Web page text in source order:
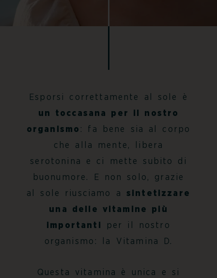
Esporsi correttamente al sole è
un toccasana per il nostro
organismo : fa bene sia al corpo
che alla mente, libera
serotonina e ci mette subito di
buonumore. E non solo, grazie
al sole riusciamo a sintetizzare
una delle vitamine più
importanti
per il nostro
organismo: la Vitamina D.
Questa vitamina è unica e si